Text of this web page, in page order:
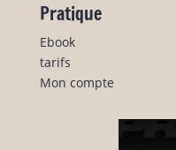
Pratique
Ebook
tarifs
Mon compte